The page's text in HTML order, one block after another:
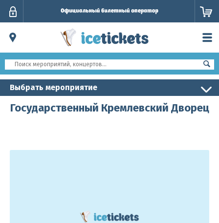
Выбрать мероприятие
Государственный Кремлевский Дворец